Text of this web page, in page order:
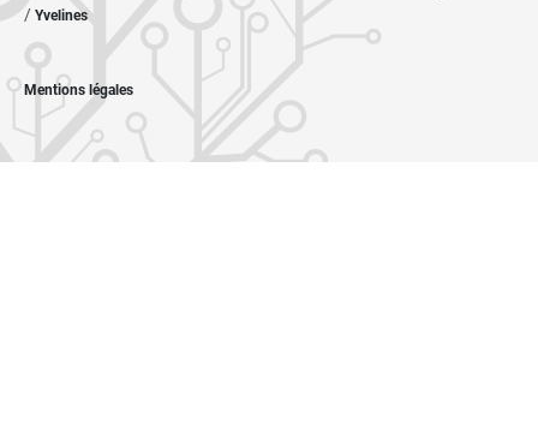
/ Yvelines
Mentions légales